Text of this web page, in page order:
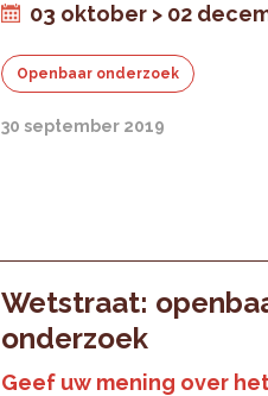
03 oktober > 02
Openbaar onderzoek
30 september 2019
Wetstraat:
onderzoek
Geef uw mening over